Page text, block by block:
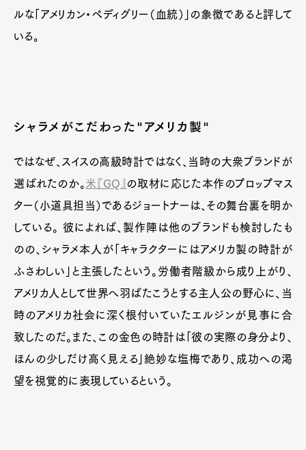
ルな「アメリカン・ペディグリー（血統）」の象徴であると評して
いる。
シャラメがこだわった"アメリカ製"
ではなぜ、スイスの高級時計ではなく、当時の大衆ブランドが
選ばれたのか。 米『GQ』
の取材に応じた本作のプロップマス
ター（小道具担当）であるジョートナーは、その舞台裏を明か
している。 彼によれば、製作陣は他のブランドも検討したも
のの、シャラメ本人が「キャラクターにはアメリカ製の時計が
ふさわしい」と主張したという。労働者階級から成り上がり、
アメリカ人として世界へ羽ばたこうとする主人公の野心に、当
時のアメリカ社会に深く根付いていたエルジンが見事に合
致したのだ。また、この金色の時計は「彼の実際の身分より、
ほんの少しだけ高く見える」絶妙な塩梅であり、成功への渇
望を視覚的に表現しているという。